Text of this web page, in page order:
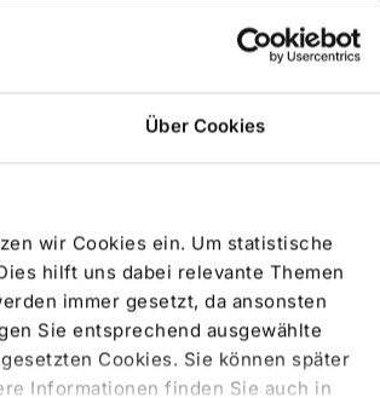
Über Cookies
wir Cookies ein. Um statistische
hilft uns dabei relevante Themen
immer gesetzt, da ansonsten
Sie entsprechend ausgewählte
Cookies. Sie können später
Informationen finden Sie auch in
zum
einer